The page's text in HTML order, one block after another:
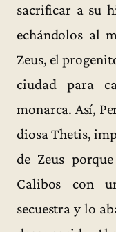
sacrificar a su
echándolos al
Zeus, el
ciudad para
monarca. Así,
diosa Thetis,
de Zeus
Calibos con
secuestra y lo